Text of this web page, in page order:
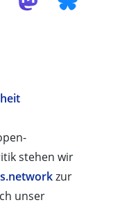
stehen wir
zur
unser